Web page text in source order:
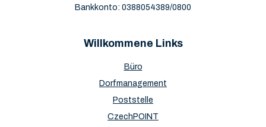
Bankkonto: 0388054389/0800
Willkommene Links
Büro
Dorfmanagement
Poststelle
CzechPOINT